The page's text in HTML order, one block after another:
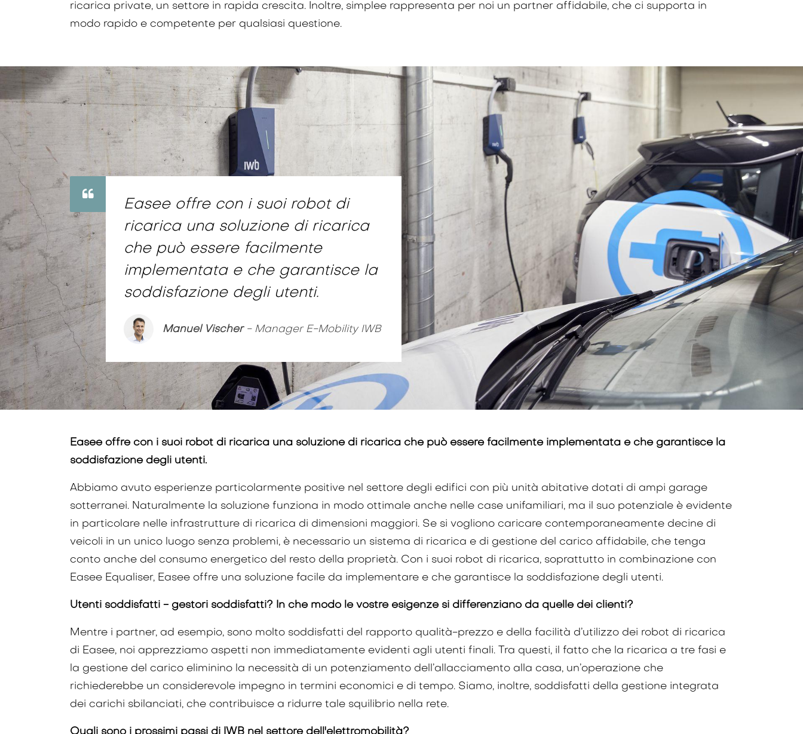
ricarica private, un settore in rapida crescita. Inoltre, simplee rappresenta per noi un partner affidabile, che ci supporta in
modo rapido e competente per qualsiasi questione.
Easee offre con i suoi robot di
ricarica una soluzione di ricarica
che può essere facilmente
implementata e che garantisce la
soddisfazione degli utenti.
Manuel Vischer- Manager E-Mobility IWB
Easee offre con i suoi robot di ricarica una soluzione di ricarica che può essere facilmente implementata e che garantisce la
soddisfazione degli utenti.
Abbiamo avuto esperienze particolarmente positive nel settore degli edifici con più unità abitative dotati di ampi garage
sotterranei. Naturalmente la soluzione funziona in modo ottimale anche nelle case unifamiliari, ma il suo potenziale è evidente
in particolare nelle infrastrutture di ricarica di dimensioni maggiori. Se si vogliono caricare contemporaneamente decine di
veicoli in un unico luogo senza problemi, è necessario un sistema di ricarica e di gestione del carico affidabile, che tenga
conto anche del consumo energetico del resto della proprietà. Con i suoi robot di ricarica, soprattutto in combinazione con
Easee Equaliser, Easee offre una soluzione facile da implementare e che garantisce la soddisfazione degli utenti.
Utenti soddisfatti - gestori soddisfatti? In che modo le vostre esigenze si differenziano da quelle dei clienti?
Mentre i partner, ad esempio, sono molto soddisfatti del rapporto qualità-prezzo e della facilità d’utilizzo dei robot di ricarica
di Easee, noi apprezziamo aspetti non immediatamente evidenti agli utenti finali. Tra questi, il fatto che la ricarica a tre fasi e
la gestione del carico eliminino la necessità di un potenziamento dell’allacciamento alla casa, un’operazione che
richiederebbe un considerevole impegno in termini economici e di tempo. Siamo, inoltre, soddisfatti della gestione integrata
dei carichi sbilanciati, che contribuisce a ridurre tale squilibrio nella rete.